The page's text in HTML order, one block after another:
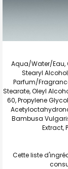
Aqua/Water/Eau,
Stearyl
Parfum/
Stearate, Oleyl
60, Propylene
Bambusa
Extract,
Cette liste